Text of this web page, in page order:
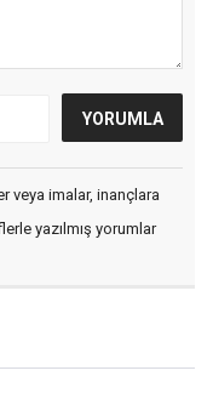
veya imalar, inançlara
yazılmış yorumlar